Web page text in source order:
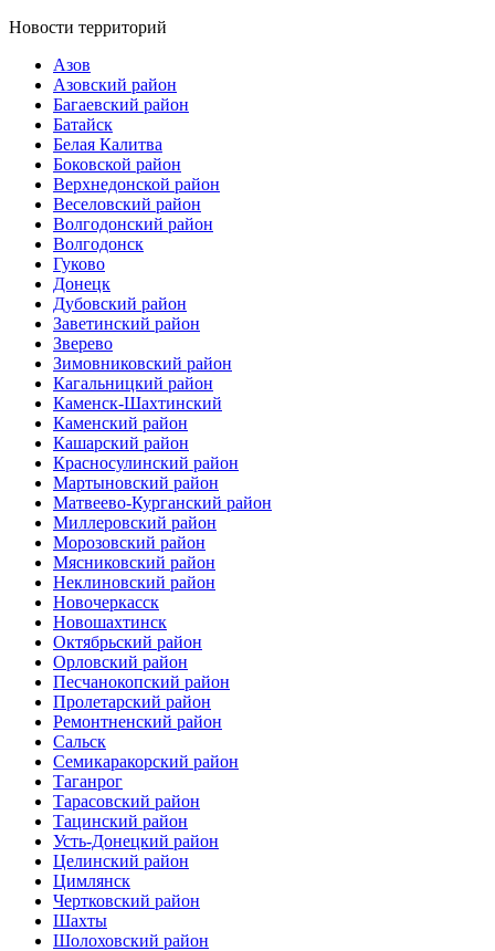
Новости территорий
Азов
Азовский район
Багаевский район
Батайск
Белая Калитва
Боковской район
Верхнедонской район
Веселовский район
Волгодонский район
Волгодонск
Гуково
Донецк
Дубовский район
Заветинский район
Зверево
Зимовниковский район
Кагальницкий район
Каменск-Шахтинский
Каменский район
Кашарский район
Красносулинский район
Мартыновский район
Матвеево-Курганский район
Миллеровский район
Морозовский район
Мясниковский район
Неклиновский район
Новочеркасск
Новошахтинск
Октябрьский район
Орловский район
Песчанокопский район
Пролетарский район
Ремонтненский район
Сальск
Семикаракорский район
Таганрог
Тарасовский район
Тацинский район
Усть-Донецкий район
Целинский район
Цимлянск
Чертковский район
Шахты
Шолоховский район